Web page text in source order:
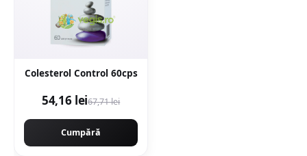
Colesterol Control 60cps
54,16 lei67,71 lei
Cumpără